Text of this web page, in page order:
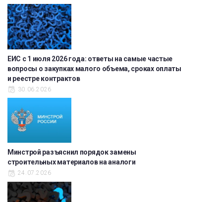
ЕИС с 1 июля 2026 года: ответы на самые частые
вопросы о закупках малого объема, сроках оплаты
и реестре контрактов
30.06.2026
Минстрой разъяснил порядок замены
строительных материалов на аналоги
24.07.2026